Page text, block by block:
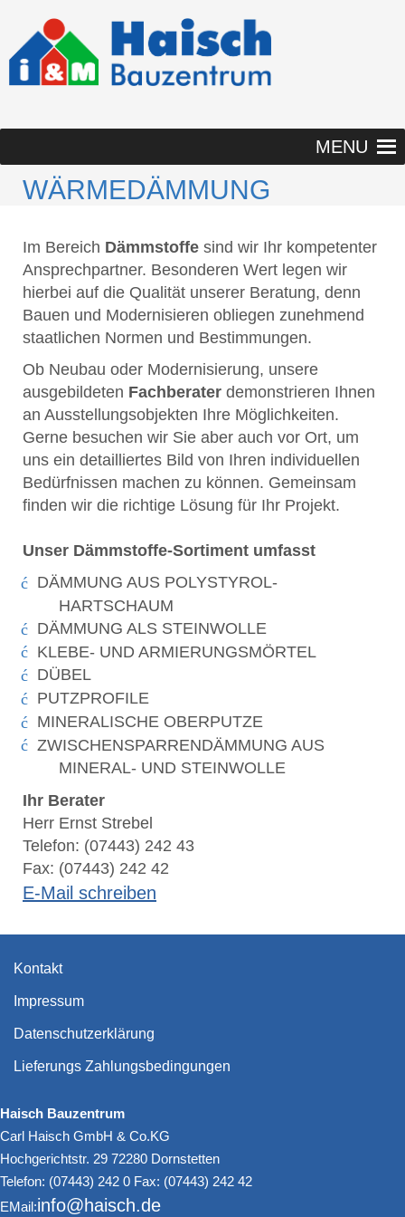
MENU
WÄRMEDÄMMUNG
Im Bereich Dämmstoffe sind wir Ihr kompetenter
Ansprechpartner. Besonderen Wert legen wir
hierbei auf die Qualität unserer Beratung, denn
Bauen und Modernisieren obliegen zunehmend
staatlichen Normen und Bestimmungen.
Ob Neubau oder Modernisierung, unsere
ausgebildeten Fachberater demonstrieren Ihnen
an Ausstellungsobjekten Ihre Möglichkeiten.
Gerne besuchen wir Sie aber auch vor Ort, um
uns ein detailliertes Bild von Ihren individuellen
Bedürfnissen machen zu können. Gemeinsam
finden wir die richtige Lösung für Ihr Projekt.
Unser Dämmstoffe-Sortiment umfasst
DÄMMUNG AUS POLYSTYROL-
HARTSCHAUM
DÄMMUNG ALS STEINWOLLE
KLEBE- UND ARMIERUNGSMÖRTEL
DÜBEL
PUTZPROFILE
MINERALISCHE OBERPUTZE
ZWISCHENSPARRENDÄMMUNG AUS
MINERAL- UND STEINWOLLE
Ihr Berater
Herr Ernst Strebel
Telefon: (07443) 242 43
Fax: (07443) 242 42
E-Mail schreiben
Kontakt
Impressum
Datenschutzerklärung
Lieferungs Zahlungsbedingungen
Haisch Bauzentrum
Carl Haisch GmbH & Co.KG
Hochgerichtstr. 29 72280 Dornstetten
Telefon: (07443) 242 0 Fax: (07443) 242 42
EMail:info@haisch.de